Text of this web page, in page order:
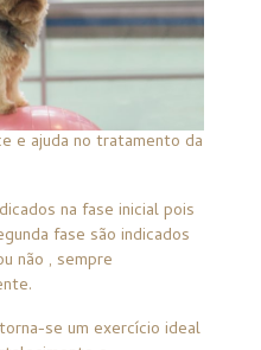
e ajuda no tratamento da
na fase inicial pois
fase são indicados
não , sempre
se um exercício ideal